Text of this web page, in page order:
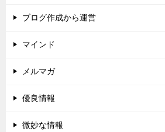
ブログ作成から運営
マインド
メルマガ
優良情報
微妙な情報